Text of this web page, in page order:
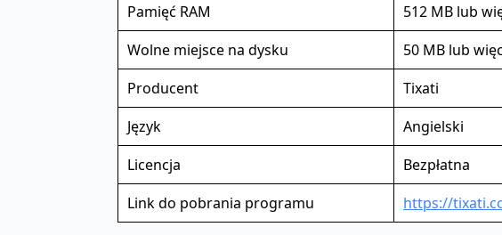
Pamięć RAM
512 MB lub
Wolne miejsce na dysku
50 MB lub
Producent
Tixati
Język
Angielski
Licencja
Bezpłatna
Link do pobrania programu
https://